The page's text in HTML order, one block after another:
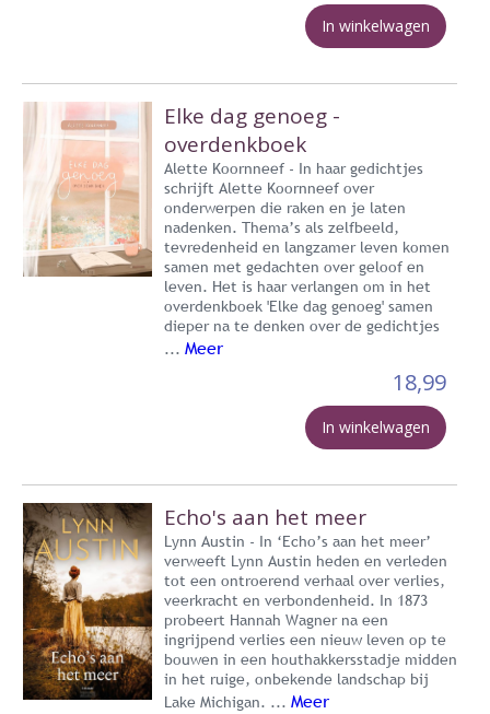
In winkelwagen
Elke dag genoeg -
overdenkboek
Alette Koornneef - In haar gedichtjes
schrijft Alette Koornneef over
onderwerpen die raken en je laten
nadenken. Thema’s als zelfbeeld,
tevredenheid en langzamer leven komen
samen met gedachten over geloof en
leven. Het is haar verlangen om in het
overdenkboek 'Elke dag genoeg' samen
dieper na te denken over de gedichtjes
... Meer
18,99
In winkelwagen
Echo's aan het meer
Lynn Austin - In ‘Echo’s aan het meer’
verweeft Lynn Austin heden en verleden
tot een ontroerend verhaal over verlies,
veerkracht en verbondenheid. In 1873
probeert Hannah Wagner na een
ingrijpend verlies een nieuw leven op te
bouwen in een houthakkersstadje midden
in het ruige, onbekende landschap bij
Lake Michigan. ... Meer